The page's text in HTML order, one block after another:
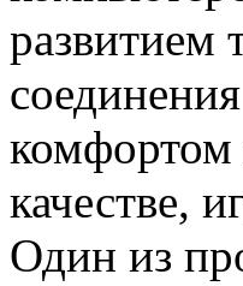
развитием
комфортом
качестве,
Один из